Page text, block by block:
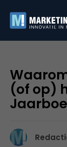
(of op)